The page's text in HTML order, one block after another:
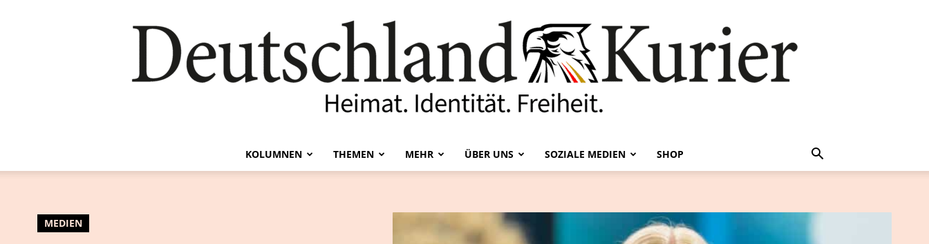
KOLUMNEN THEMEN MEHR ÜBER UNS SOZIALE MEDIEN SHOP
MEDIEN